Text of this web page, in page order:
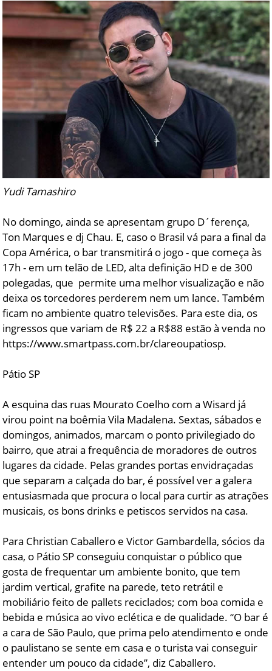
Yudi Tamashiro
No domingo, ainda se apresentam grupo D´ferença,
Ton Marques e dj Chau. E, caso o Brasil vá para a final da
Copa América, o bar transmitirá o jogo - que começa às
17h - em um telão de LED, alta definição HD e de 300
polegadas, que permite uma melhor visualização e não
deixa os torcedores perderem nem um lance. Também
ficam no ambiente quatro televisões. Para este dia, os
ingressos que variam de R$ 22 a R$88 estão à venda no
https://www.smartpass.com.br/clareoupatiosp.
Pátio SP
A esquina das ruas Mourato Coelho com a Wisard já
virou point na boêmia Vila Madalena. Sextas, sábados e
domingos, animados, marcam o ponto privilegiado do
bairro, que atrai a frequência de moradores de outros
lugares da cidade. Pelas grandes portas envidraçadas
que separam a calçada do bar, é possível ver a galera
entusiasmada que procura o local para curtir as atrações
musicais, os bons drinks e petiscos servidos na casa.
Para Christian Caballero e Victor Gambardella, sócios da
casa, o Pátio SP conseguiu conquistar o público que
gosta de frequentar um ambiente bonito, que tem
jardim vertical, grafite na parede, teto retrátil e
mobiliário feito de pallets reciclados; com boa comida e
bebida e música ao vivo eclética e de qualidade. “O bar é
a cara de São Paulo, que prima pelo atendimento e onde
o paulistano se sente em casa e o turista vai conseguir
entender um pouco da cidade”, diz Caballero.